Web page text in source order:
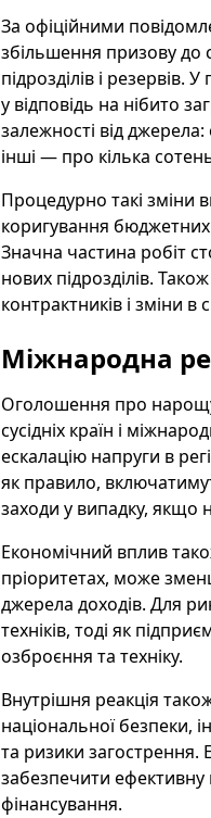
За офіційними
збільшення призову до
підрозділів і
у відповідь на нібито
залежності від
інші — про кілька
Процедурно такі зміни
коригування бюджетних
Значна частина робіт
нових підрозділів.
контрактників і зміни в
Міжнародна
Оголошення про
сусідніх країн і
ескалацію напруги в
як правило,
заходи у випадку, якщо
Економічний вплив
пріоритетах, може
джерела доходів. Для
техніків, тоді як
озброєння та техніку.
Внутрішня реакція
національної безпеки,
та ризики загострення.
забезпечити ефективну
фінансування.